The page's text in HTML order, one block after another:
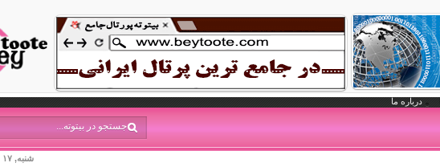
درباره ما
شنبه, ۱۷ مرداد ۱۴۰۵